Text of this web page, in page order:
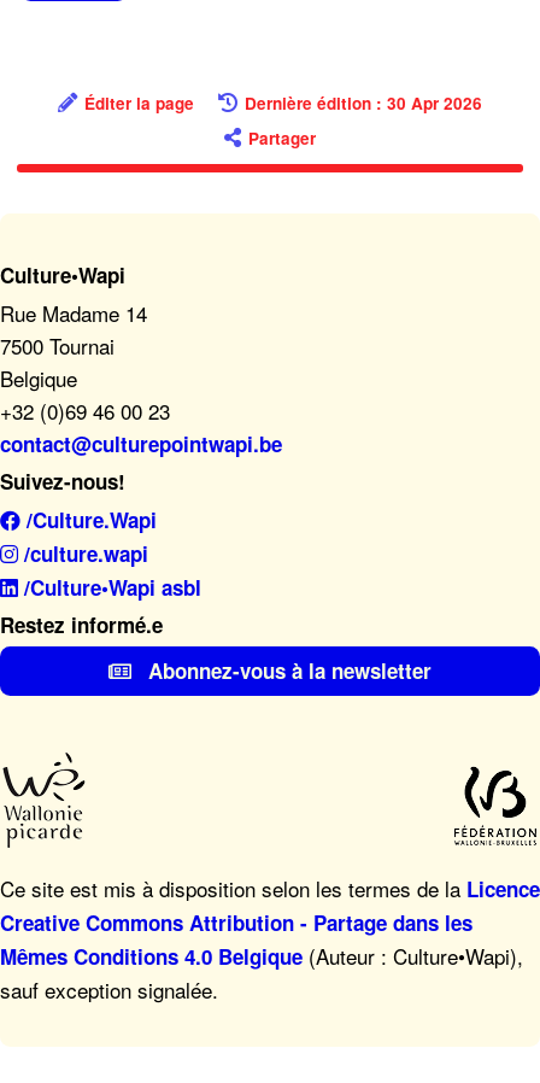
Éditer la page
Dernière édition : 30 Apr 2026
Partager
Culture•Wapi
Rue Madame 14
7500 Tournai
Belgique
+32 (0)69 46 00 23
contact@culturepointwapi.be
Suivez-nous!
/Culture.Wapi
/culture.wapi
/Culture•Wapi asbl
Restez informé.e
Abonnez-vous à la newsletter
Ce site est mis à disposition selon les termes de la Licence
Creative Commons Attribution - Partage dans les
Mêmes Conditions 4.0 Belgique (Auteur : Culture•Wapi),
sauf exception signalée.